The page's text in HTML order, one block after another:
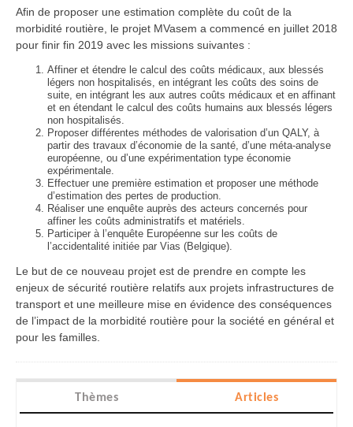
Afin de proposer une estimation complète du coût de la
morbidité routière, le projet MVasem a commencé en juillet 2018
pour finir fin 2019 avec les missions suivantes :
Affiner et étendre le calcul des coûts médicaux, aux blessés
légers non hospitalisés, en intégrant les coûts des soins de
suite, en intégrant les aux autres coûts médicaux et en affinant
et en étendant le calcul des coûts humains aux blessés légers
non hospitalisés.
Proposer différentes méthodes de valorisation d’un QALY, à
partir des travaux d’économie de la santé, d’une méta-analyse
européenne, ou d’une expérimentation type économie
expérimentale.
Effectuer une première estimation et proposer une méthode
d’estimation des pertes de production.
Réaliser une enquête auprès des acteurs concernés pour
affiner les coûts administratifs et matériels.
Participer à l’enquête Européenne sur les coûts de
l’accidentalité initiée par Vias (Belgique).
Le but de ce nouveau projet est de prendre en compte les
enjeux de sécurité routière relatifs aux projets infrastructures de
transport et une meilleure mise en évidence des conséquences
de l’impact de la morbidité routière pour la société en général et
pour les familles.
Thèmes Articles